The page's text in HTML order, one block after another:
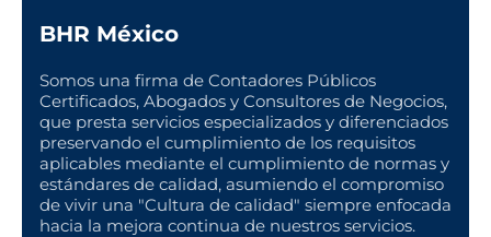
BHR México
Somos una firma de Contadores Públicos
Certificados, Abogados y Consultores de Negocios,
que presta servicios especializados y diferenciados
preservando el cumplimiento de los requisitos
aplicables mediante el cumplimiento de normas y
estándares de calidad, asumiendo el compromiso
de vivir una "Cultura de calidad" siempre enfocada
hacia la mejora continua de nuestros servicios.